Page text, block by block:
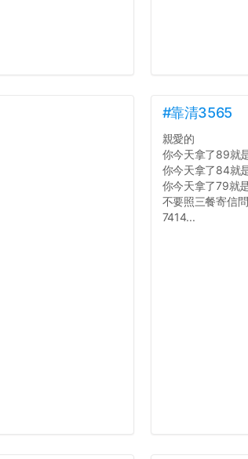
#靠清3565
親愛的
你今天拿了89就
你今天拿了84就
你今天拿了79就
不要照三餐寄信
7414...